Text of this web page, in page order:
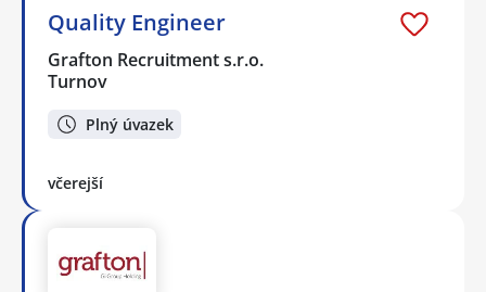
Quality Engineer
Grafton Recruitment s.r.o.
Turnov
Plný úvazek
včerejší